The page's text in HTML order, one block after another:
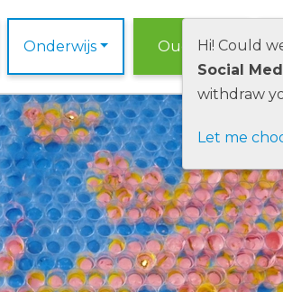
Onderwijs OudersHi! Could
Social
withdraw
Let me